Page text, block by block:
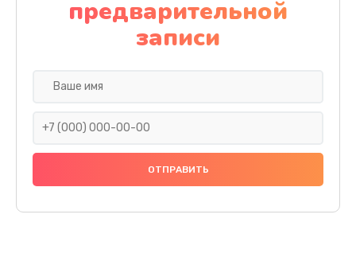
предварительной
записи